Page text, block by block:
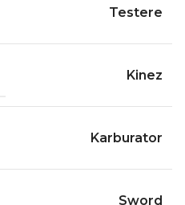
Testere
Kinez
Karburator
Sword